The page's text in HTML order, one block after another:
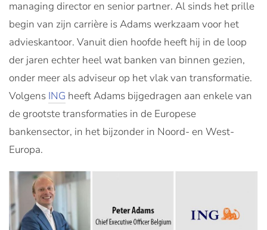
managing director en senior partner. Al sinds het prille
begin van zijn carrière is Adams werkzaam voor het
advieskantoor. Vanuit dien hoofde heeft hij in de loop
der jaren echter heel wat banken van binnen gezien,
onder meer als adviseur op het vlak van transformatie.
Volgens ING heeft Adams bijgedragen aan enkele van
de grootste transformaties in de Europese
bankensector, in het bijzonder in Noord- en West-
Europa.